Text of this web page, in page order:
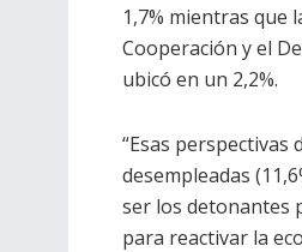
1,7% mientras que
Cooperación y el
ubicó en un 2,2%.
“Esas perspectivas
desempleadas
ser los detonantes
para reactivar la